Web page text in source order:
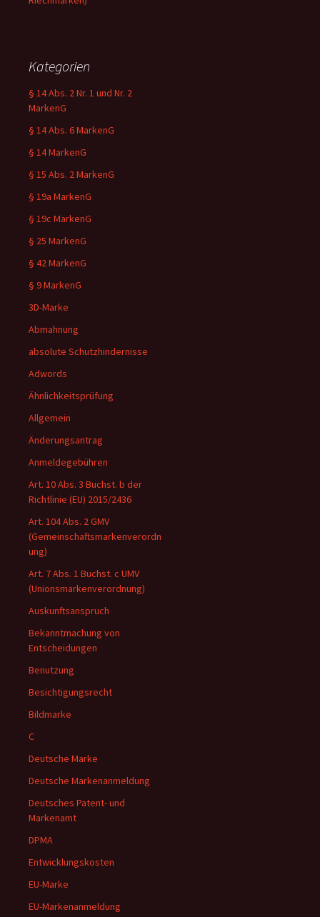
Kategorien
§ 14 Abs. 2 Nr. 1 und Nr. 2
MarkenG
§ 14 Abs. 6 MarkenG
§ 14 MarkenG
§ 15 Abs. 2 MarkenG
§ 19a MarkenG
§ 19c MarkenG
§ 25 MarkenG
§ 42 MarkenG
§ 9 MarkenG
3D-Marke
Abmahnung
absolute Schutzhindernisse
Adwords
Ähnlichkeitsprüfung
Allgemein
Änderungsantrag
Anmeldegebühren
Art. 10 Abs. 3 Buchst. b der
Richtlinie (EU) 2015/2436
Art. 104 Abs. 2 GMV
(Gemeinschaftsmarkenverordn
ung)
Art. 7 Abs. 1 Buchst. c UMV
(Unionsmarkenverordnung)
Auskunftsanspruch
Bekanntmachung von
Entscheidungen
Benutzung
Besichtigungsrecht
Bildmarke
C
Deutsche Marke
Deutsche Markenanmeldung
Deutsches Patent- und
Markenamt
DPMA
Entwicklungskosten
EU-Marke
EU-Markenanmeldung